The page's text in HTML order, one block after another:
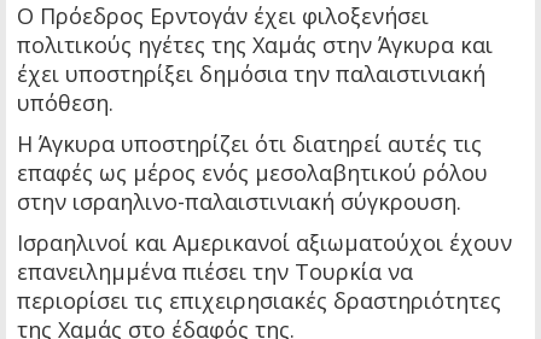
Ο Πρόεδρος Ερντογάν έχει φιλοξενήσει
πολιτικούς ηγέτες της Χαμάς στην Άγκυρα και
έχει υποστηρίξει δημόσια την παλαιστινιακή
υπόθεση.
Η Άγκυρα υποστηρίζει ότι διατηρεί αυτές τις
επαφές ως μέρος ενός μεσολαβητικού ρόλου
στην ισραηλινο-παλαιστινιακή σύγκρουση.
Ισραηλινοί και Αμερικανοί αξιωματούχοι έχουν
επανειλημμένα πιέσει την Τουρκία να
περιορίσει τις επιχειρησιακές δραστηριότητες
της Χαμάς στο έδαφός της.